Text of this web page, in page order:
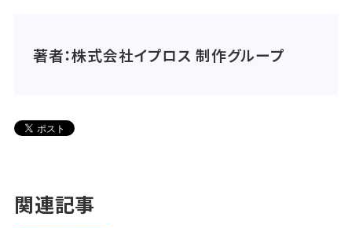
著者：株式会社イプロス 制作グループ
関連記事